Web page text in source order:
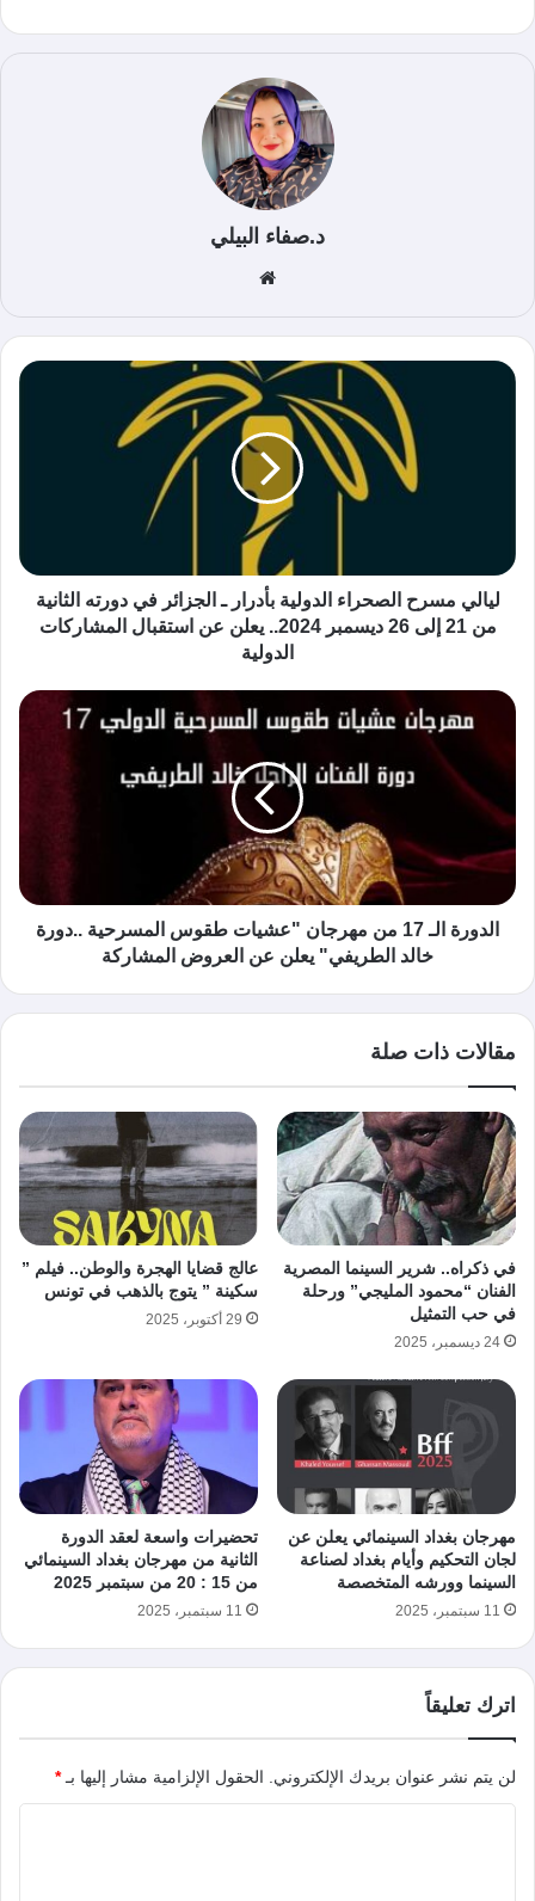
د.صفاء البيلي
الوي
ب
ليالي مسرح الصحراء الدولية بأدرار ـ الجزائر في دورته الثانية
من 21 إلى 26 ديسمبر 2024.. يعلن عن استقبال المشاركات
الدولية
الدورة الـ 17 من مهرجان "عشيات طقوس المسرحية ..دورة
خالد الطريفي" يعلن عن العروض المشاركة
مقالات ذات صلة
في ذكراه.. شرير السينما المصرية
الفنان “محمود المليجي” ورحلة
في حب التمثيل
24 ديسمبر، 2025
عالج قضايا الهجرة والوطن.. فيلم ”
سكينة ” يتوج بالذهب في تونس
29 أكتوبر، 2025
مهرجان بغداد السينمائي يعلن عن
لجان التحكيم وأيام بغداد لصناعة
السينما وورشه المتخصصة
11 سبتمبر، 2025
تحضيرات واسعة لعقد الدورة
الثانية من مهرجان بغداد السينمائي
من 15 : 20 من سبتمبر 2025
11 سبتمبر، 2025
اترك تعليقاً
لن يتم نشر عنوان بريدك الإلكتروني. الحقول الإلزامية مشار إليها بـ*